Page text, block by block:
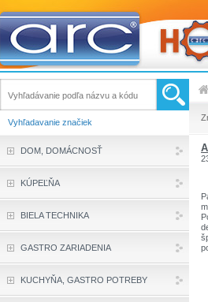
Vyhľadavanie značiek
DOM, DOMÁCNOSŤ
KÚPEĽŇA
BIELA TECHNIKA
GASTRO ZARIADENIA
KUCHYŇA, GASTRO POTREBY